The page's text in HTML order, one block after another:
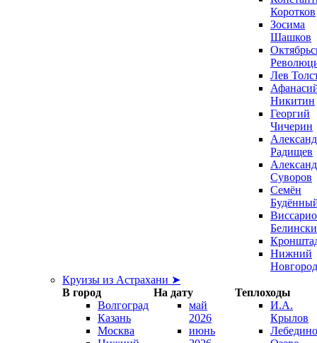
Коротков
Зосима
Шашков
Лев
Никитин
Георгий
Чичерин
Радищев
Суворов
Семён
Нижний
Новгород
Круизы из Астрахани ➤
В город
На дату
Теплоходы
Волгоград
Казань
Москва
май
2026
июнь
И.А.
Крылов